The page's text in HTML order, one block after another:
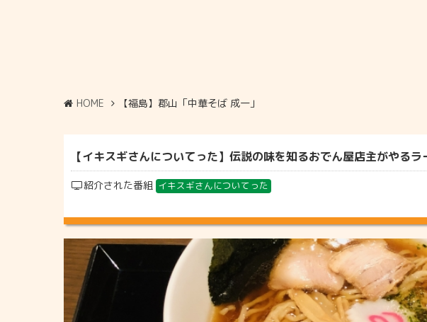
HOME 【福島】郡山「中華そば 成一」
【イキスギさんについてった】伝説の味を知るおでん屋店主がや
紹介された番組 イキスギさんについてった